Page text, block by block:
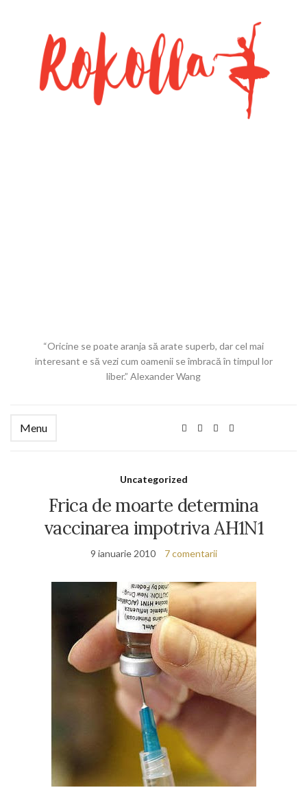
“Oricine se poate aranja să arate superb, dar cel mai
interesant e să vezi cum oamenii se îmbracă în timpul lor
liber.” Alexander Wang
Menu
Uncategorized
Frica de moarte determina
vaccinarea impotriva AH1N1
9 ianuarie 2010 7 comentarii